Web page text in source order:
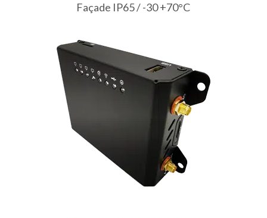
Façade IP65 / -30 +70°C